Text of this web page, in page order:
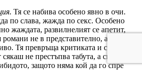
. Тя се набива особено явно в очи.
по слава, жажда по секс. Особено
жаждата, развилнелият се апетит,
не в представително, а в
Тя превръща критиката и сатирата
не престъпва табута, а си
защото няма кой да го спре